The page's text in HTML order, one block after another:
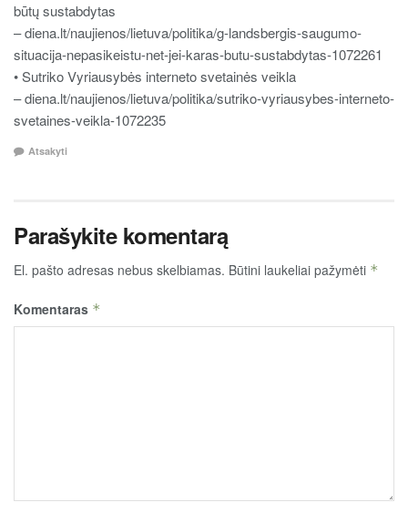
būtų sustabdytas
– diena.lt/naujienos/lietuva/politika/g-landsbergis-saugumo-
situacija-nepasikeistu-net-jei-karas-butu-sustabdytas-1072261
• Sutriko Vyriausybės interneto svetainės veikla
– diena.lt/naujienos/lietuva/politika/sutriko-vyriausybes-interneto-
svetaines-veikla-1072235
Atsakyti
Parašykite komentarą
El. pašto adresas nebus skelbiamas. Būtini laukeliai pažymėti *
Komentaras *